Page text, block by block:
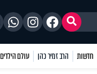
חדשות הרב זמיר כהן עולם הילדים